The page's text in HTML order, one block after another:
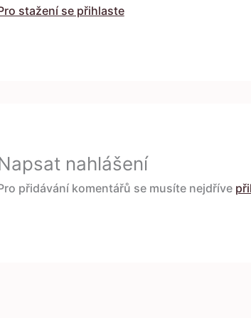
stažení se přihlaste
nahlášení
přidávání komentářů se musíte nejdříve